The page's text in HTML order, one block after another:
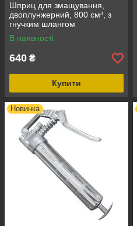
Шприц для змащування,
двоплунжерний, 800 см³, з
гнучким шлангом
INTERTOOL AT-3061
В наявності
640 ₴
Купити
Новинка